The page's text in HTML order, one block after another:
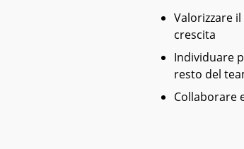
Valorizzare
crescita
Individuare
resto del
Collaborare